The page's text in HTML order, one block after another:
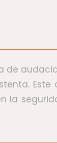
la